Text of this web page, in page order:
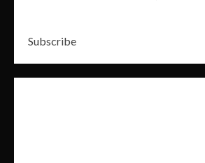
Subscribe